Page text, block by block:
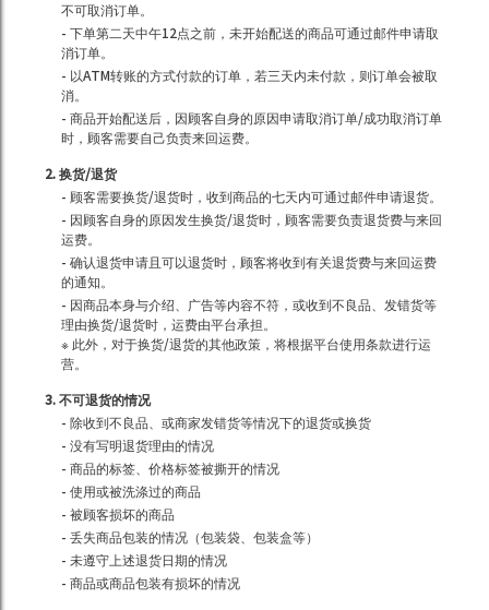
不可取消订单。
- 下单第二天中午12点之前，未开始配送的商品可通过邮件申请取
消订单。
- 以ATM转账的方式付款的订单，若三天内未付款，则订单会被取
消。
- 商品开始配送后，因顾客自身的原因申请取消订单/成功取消订单
时，顾客需要自己负责来回运费。
2. 换货/退货
- 顾客需要换货/退货时，收到商品的七天内可通过邮件申请退货。
- 因顾客自身的原因发生换货/退货时，顾客需要负责退货费与来回
运费。
- 确认退货申请且可以退货时，顾客将收到有关退货费与来回运费
的通知。
- 因商品本身与介绍、广告等内容不符，或收到不良品、发错货等
理由换货/退货时，运费由平台承担。
※ 此外，对于换货/退货的其他政策，将根据平台使用条款进行运
营。
3. 不可退货的情况
- 除收到不良品、或商家发错货等情况下的退货或换货
- 没有写明退货理由的情况
- 商品的标签、价格标签被撕开的情况
- 使用或被洗涤过的商品
- 被顾客损坏的商品
- 丢失商品包装的情况（包装袋、包装盒等）
- 未遵守上述退货日期的情况
- 商品或商品包装有损坏的情况